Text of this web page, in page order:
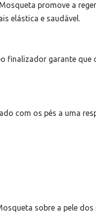
promove a
elástica e saudável.
finalizador garante que
com os pés a uma
sobre a pele dos